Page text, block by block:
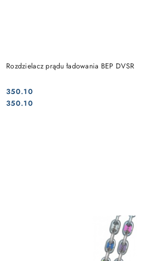
Rozdzielacz prądu ładowania BEP DVSR
Cena:
350.10
Cena:
350.10